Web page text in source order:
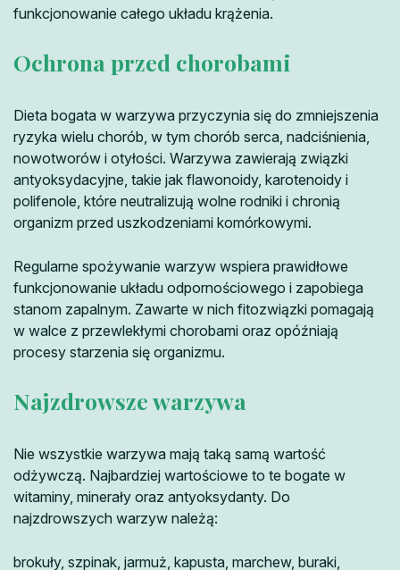
funkcjonowanie całego układu krążenia.
Ochrona przed chorobami
Dieta bogata w warzywa przyczynia się do zmniejszenia
ryzyka wielu chorób, w tym chorób serca, nadciśnienia,
nowotworów i otyłości. Warzywa zawierają związki
antyoksydacyjne, takie jak flawonoidy, karotenoidy i
polifenole, które neutralizują wolne rodniki i chronią
organizm przed uszkodzeniami komórkowymi.
Regularne spożywanie warzyw wspiera prawidłowe
funkcjonowanie układu odpornościowego i zapobiega
stanom zapalnym. Zawarte w nich fitozwiązki pomagają
w walce z przewlekłymi chorobami oraz opóźniają
procesy starzenia się organizmu.
Najzdrowsze warzywa
Nie wszystkie warzywa mają taką samą wartość
odżywczą. Najbardziej wartościowe to te bogate w
witaminy, minerały oraz antyoksydanty. Do
najzdrowszych warzyw należą:
brokuły, szpinak, jarmuż, kapusta, marchew, buraki,